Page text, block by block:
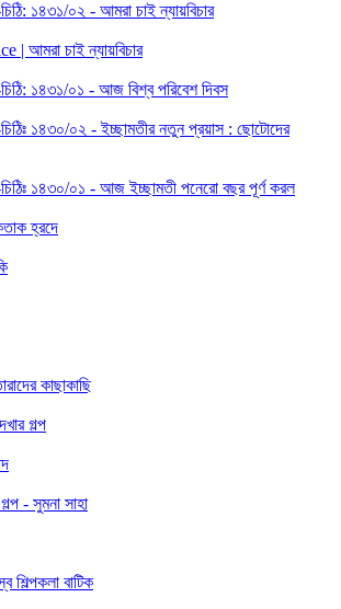
১৪৩১/০২ - আমরা চাই ন্যায়বিচার
| আমরা চাই ন্যায়বিচার
চিঠি: ১৪৩১/০১ - আজ বিশ্ব পরিবেশ দিবস
চিঠিঃ ১৪৩০/০২ - ইচ্ছামতীর নতুন প্রয়াস : ছোটোদের
চিঠিঃ ১৪৩০/০১ - আজ ইচ্ছামতী পনেরো বছর পূর্ণ করল
হ্রদে
কাছাকাছি
গল্প
- সুমনা সাহা
শিল্পকলা বাটিক